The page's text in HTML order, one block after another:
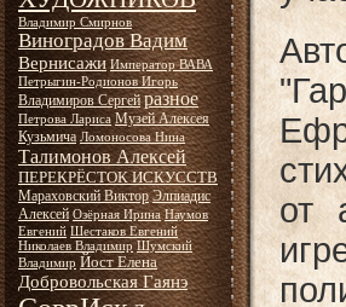
Владимир Смирнов
Виноградов Вадим
Вернисажи Император ВАВА
Петрыгин-Родионов Игорь
Владимиров Сергей разное
Петрова Лариса Музей Алексея
Кузьмича Ломоносова Нина
Талимонов Алексей
ПЕРЕКРЁСТОК ИСКУССТВ
Мараховский Виктор Элпиадис
Алексей Озёрная Ирина Наумов
Евгений Шестаков Евгений
Николаев Владимир Шумский
Владимир Йост Елена
Добровольская Гаянэ
от